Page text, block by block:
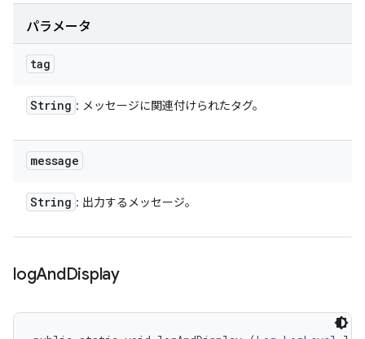
パラメータ
tag
String : メッセージに関連付けられたタグ。
message
String : 出力するメッセージ。
logAndDisplay